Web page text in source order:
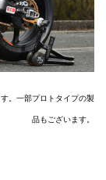
。一部プロトタイプの製
品もございます。